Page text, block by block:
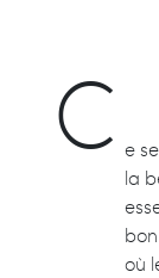
C e
la
où